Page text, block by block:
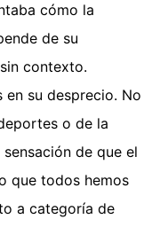
cómo la
de su
contexto.
en su desprecio. No
o de la
de que el
que todos hemos
a categoría de